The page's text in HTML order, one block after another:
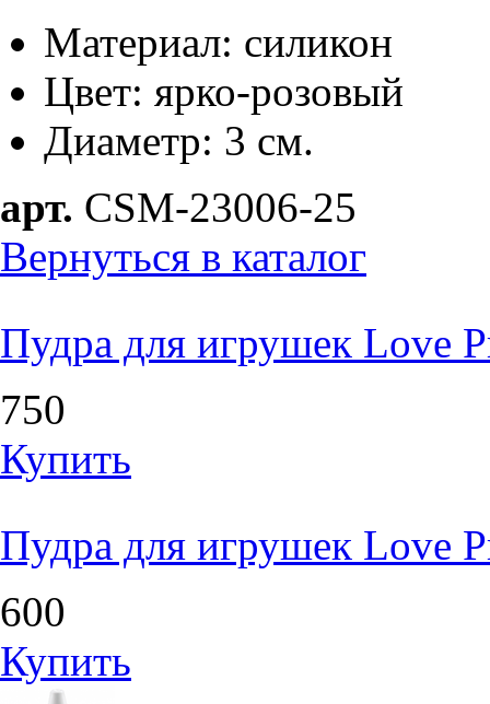
Материал: силикон
Цвет: ярко-розовый
Диаметр: 3 см.
арт. CSM-23006-25
Вернуться в каталог
Пудра для игрушек Love
750
Купить
Пудра для игрушек Love
600
Купить